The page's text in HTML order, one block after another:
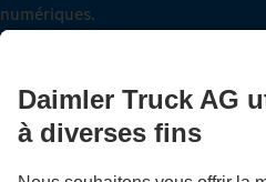
numériques.
LANGUAGE